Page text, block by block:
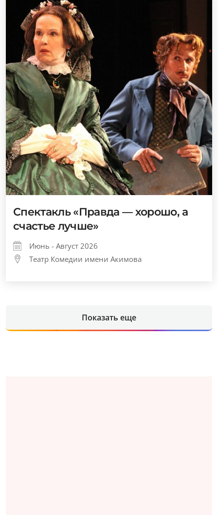
Спектакль «Правда — хорошо, а
счастье лучше»
Июнь - Август 2026
Театр Комедии имени Акимова
Показать еще